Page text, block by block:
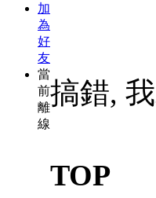
加
為
好
友
當
前
離
線
搞錯,
TOP